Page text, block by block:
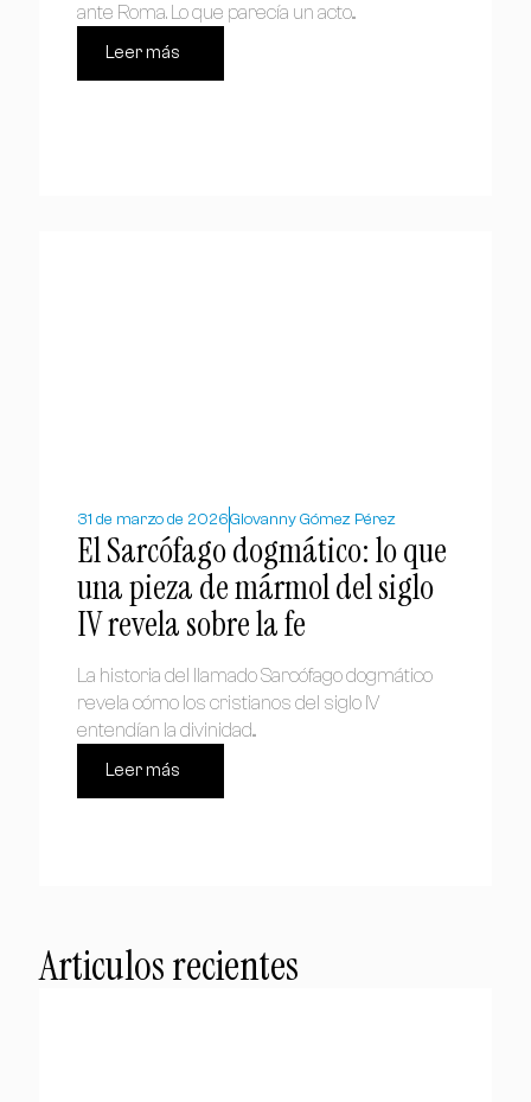
ante Roma. Lo que parecía un acto...
Leer más
31 de marzo de 2026Giovanny Gómez Pérez
El Sarcófago dogmático: lo que
una pieza de mármol del siglo
IV revela sobre la fe
La historia del llamado Sarcófago dogmático
revela cómo los cristianos del siglo IV
entendían la divinidad...
Leer más
Articulos recientes